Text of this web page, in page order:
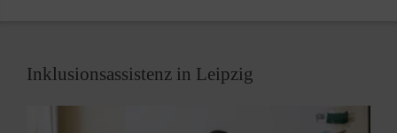
Inklusionsassistenz in Leipzig